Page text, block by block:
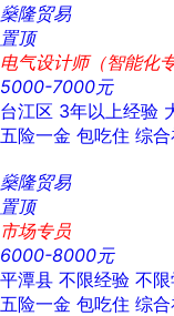
燊隆贸易
置顶
电气设计师（智能化
5000-7000元
台江区 3年以上经验
五险一金 包吃住 综
燊隆贸易
置顶
市场专员
6000-8000元
平潭县 不限经验 不
五险一金 包吃住 综